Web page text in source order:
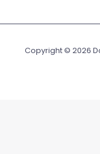
Copyright © 2026